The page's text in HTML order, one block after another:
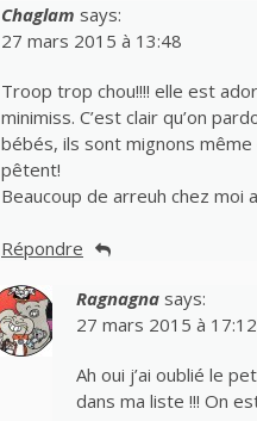
Chaglam says:
27 mars 2015 à 13:48
Troop trop chou!!!! elle est
minimiss. C’est clair qu’on
bébés, ils sont mignons même
pêtent!
Beaucoup de arreuh chez moi
Répondre
Ragnagna says:
27 mars 2015 à 17:12
Ah oui j’ai oublié le
dans ma liste !!! On